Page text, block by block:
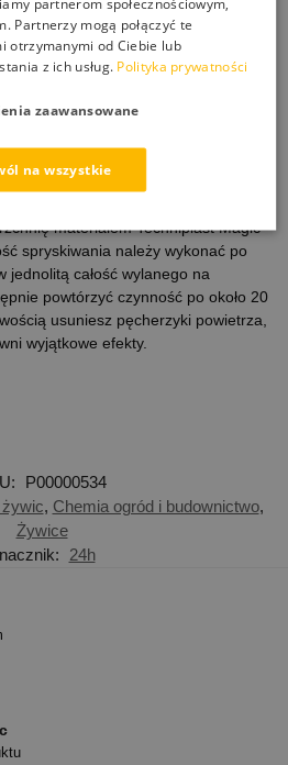
powietrza z wylanej żywicy
materiałem Techniplast Magic
spryskiwania należy wykonać po
jednolitą całość wylanego na
powtórzyć czynność po około 20
usuniesz pęcherzyki powietrza,
wyjątkowe efekty.
P00000534
, Chemia ogród i budownictwo,
Żywice
24h
Partnerzy mogą połączyć te
otrzymanymi od Ciebie lub
z ich usług. Polityka prywatności
na wszystkie
zaawansowane